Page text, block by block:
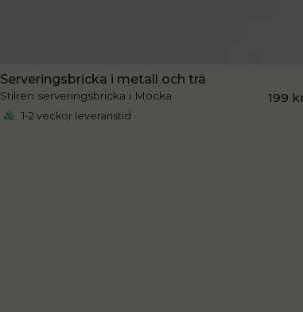
Serveringsbricka i metall och trä
Stilren serveringsbricka i Mocka 199
1-2 veckor leveranstid